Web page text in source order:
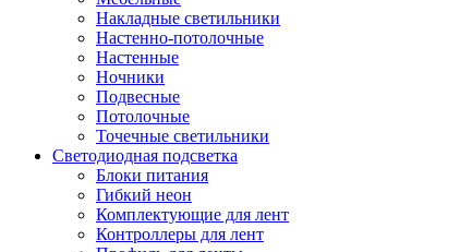
Накладные светильники
Настенно-потолочные
Настенные
Ночники
Подвесные
Потолочные
Точечные светильники
Светодиодная подсветка
Блоки питания
Гибкий неон
Комплектующие для лент
Контроллеры для лент